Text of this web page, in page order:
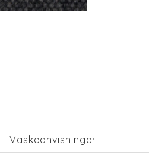
Vaskeanvisninger